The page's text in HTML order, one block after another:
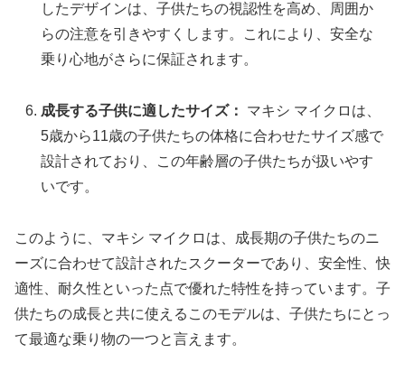
したデザインは、子供たちの視認性を高め、周囲か
らの注意を引きやすくします。これにより、安全な
乗り心地がさらに保証されます。
成長する子供に適したサイズ：
マキシ マイクロは、
5歳から11歳の子供たちの体格に合わせたサイズ感で
設計されており、この年齢層の子供たちが扱いやす
いです。
このように、マキシ マイクロは、成長期の子供たちのニ
ーズに合わせて設計されたスクーターであり、安全性、快
適性、耐久性といった点で優れた特性を持っています。子
供たちの成長と共に使えるこのモデルは、子供たちにとっ
て最適な乗り物の一つと言えます。